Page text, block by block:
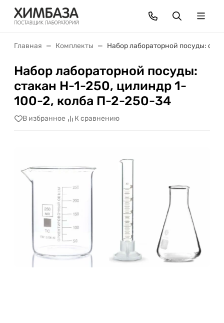
Главная Комплекты Набор лабораторной посуды:
Набор лабораторной посуды:
стакан Н-1-250, цилиндр 1-
100-2, колба П-2-250-34
В избранное К сравнению